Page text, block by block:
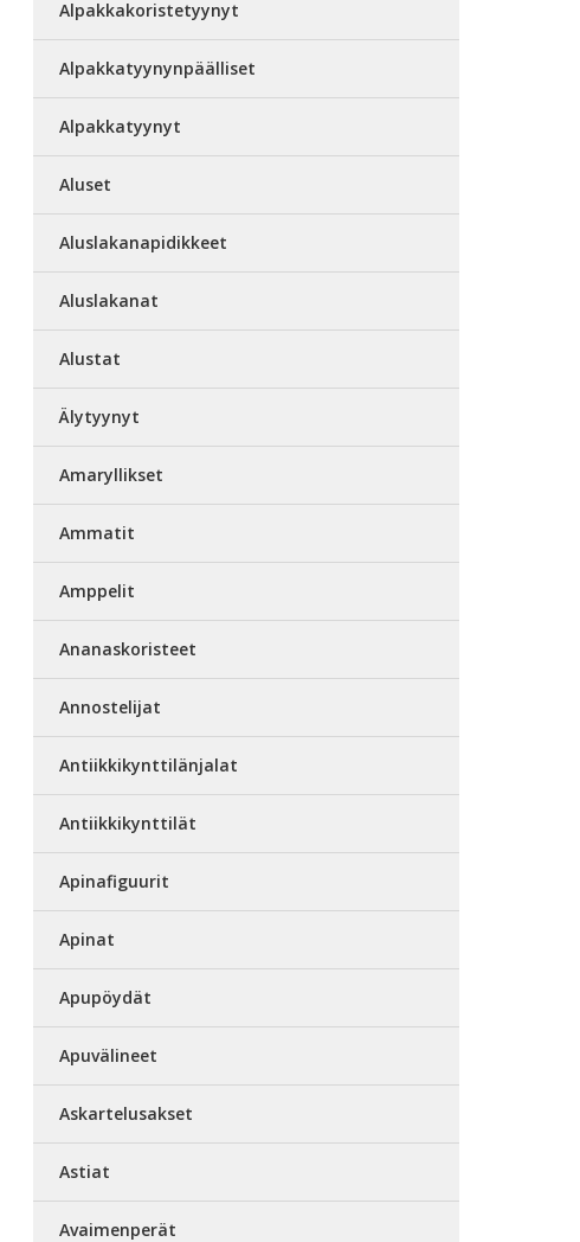
Alpakkakoristetyynyt
Alpakkatyynynpäälliset
Alpakkatyynyt
Aluset
Aluslakanapidikkeet
Aluslakanat
Alustat
Älytyynyt
Amaryllikset
Ammatit
Amppelit
Ananaskoristeet
Annostelijat
Antiikkikynttilänjalat
Antiikkikynttilät
Apinafiguurit
Apinat
Apupöydät
Apuvälineet
Askartelusakset
Astiat
Avaimenperät